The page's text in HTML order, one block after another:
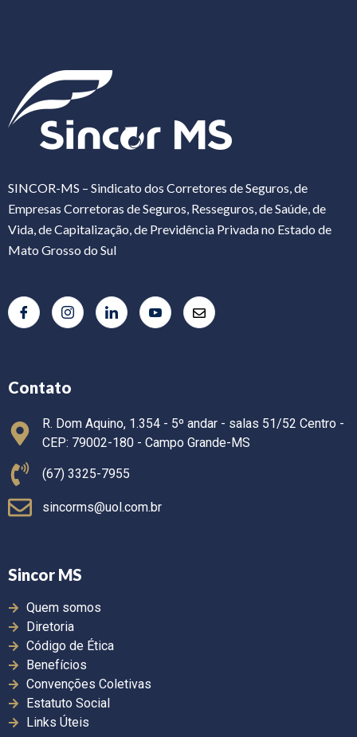
SINCOR-MS – Sindicato dos Corretores de Seguros, de
Empresas Corretoras de Seguros, Resseguros, de Saúde, de
Vida, de Capitalização, de Previdência Privada no Estado de
Mato Grosso do Sul
Contato
R. Dom Aquino, 1.354 - 5º andar - salas 51/52 Centro -
CEP: 79002-180 - Campo Grande-MS
(67) 3325-7955
sincorms@uol.com.br
Sincor MS
Quem somos
Diretoria
Código de Ética
Benefícios
Convenções Coletivas
Estatuto Social
Links Úteis